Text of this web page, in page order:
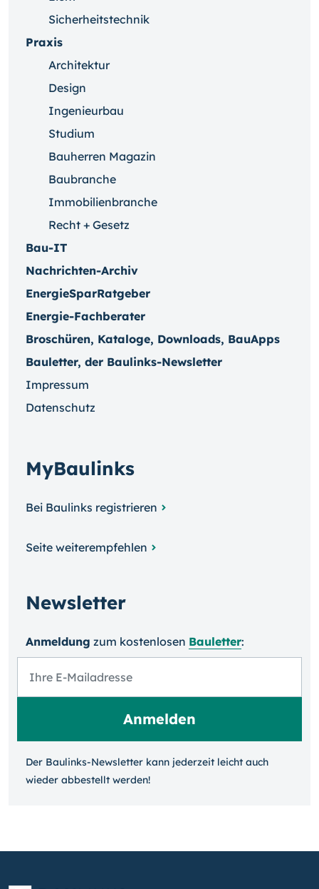
Sicherheitstechnik
Praxis
Architektur
Design
Ingenieurbau
Studium
Bauherren Magazin
Baubranche
Immobilienbranche
Recht + Gesetz
Bau-IT
Nachrichten-Archiv
EnergieSparRatgeber
Energie-Fachberater
Broschüren, Kataloge, Downloads, BauApps
Bauletter, der Baulinks-Newsletter
Impressum
Datenschutz
MyBaulinks
Bei Baulinks registrieren
Seite weiterempfehlen
Newsletter
Anmeldung zum kosten­losen Bauletter:
Der Baulinks-Newsletter kann jeder­zeit leicht auch
wieder ab­bestellt werden!